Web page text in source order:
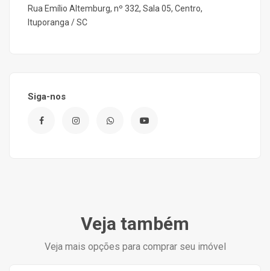
Rua Emílio Altemburg, nº 332, Sala 05, Centro,
Ituporanga / SC
Siga-nos
Veja também
Veja mais opções para comprar seu imóvel